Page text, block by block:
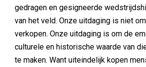
gedragen en gesigneerde
van het veld. Onze uitdaging is niet
verkopen. Onze uitdaging is om de
culturele en historische waarde van
te maken. Want uiteindelijk kopen